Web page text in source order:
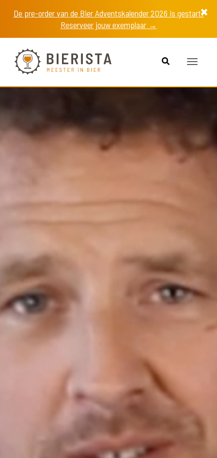
De pre-order van de Bier Adventskalender 2026 is gestart!
Reserveer jouw exemplaar →
Toggle